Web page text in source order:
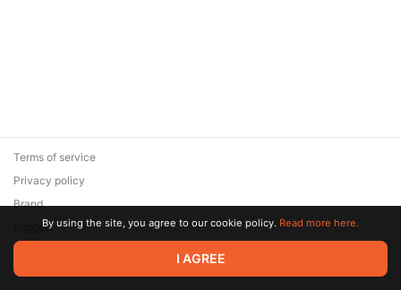
© 2026 Zaya Solutions Limited. All rights reserved. All trademarks
are the property of their respective owners.
Terms of service
Privacy policy
Brand
SupportBy using the site, you agree to our cookie policy. Read more here.
I AGREE